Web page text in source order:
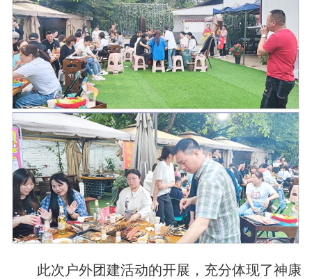
此次户外团建活动的开展，充分体现了神康